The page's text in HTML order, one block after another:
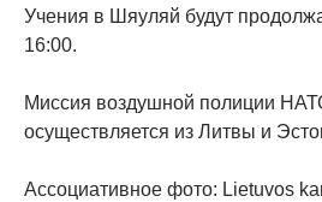
Учения в Шяуляй будут
16:00.
Миссия воздушной полиции
осуществляется из Литвы и
Ассоциативное фото: Lietuvos